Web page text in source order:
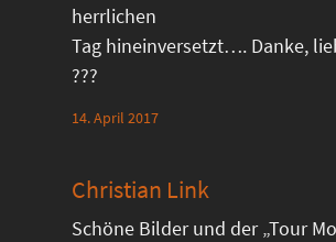
herrlichen
Tag hineinversetzt…. Danke,
???
14. April 2017
Christian Link
Schöne Bilder und der „Tour